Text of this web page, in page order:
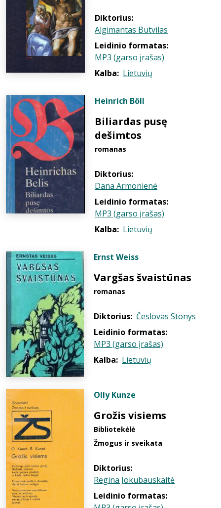
Diktorius:
Algimantas Butvilas
Leidinio formatas:
MP3 (garso įrašas)
Kalba: Lietuvių
Heinrich Böll
Biliardas pusę
dešimtos
romanas
Diktorius:
Dana Armonienė
Leidinio formatas:
MP3 (garso įrašas)
Kalba: Lietuvių
Ernst Weiss
Vargšas švaistūnas
romanas
Diktorius: Česlovas Stonys
Leidinio formatas:
MP3 (garso įrašas)
Kalba: Lietuvių
Olly Kunze
Grožis visiems
Bibliotekėlė
Žmogus ir sveikata
Diktorius:
Regina Jokubauskaitė
Leidinio formatas: